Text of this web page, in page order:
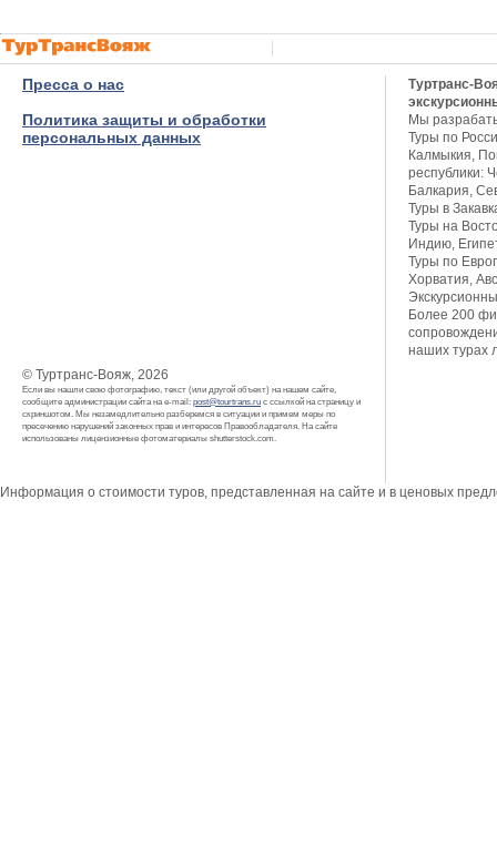
Пресса о нас
Политика защиты и обработки
персональных данных
© Туртранс-Вояж, 2026
Если вы нашли свою фотографию, текст (или другой объект) на нашем сайте,
сообщите администрации сайта на e-mail: post@tourtrans.ru с ссылкой на страницу и
скриншотом. Мы незамедлительно разберемся в ситуации и примем меры по
пресечению нарушений законных прав и интересов Правообладателя. На сайте
использованы лицензионные фотоматериалы shutterstock.com.
Туртранс-
Мы
Туры по
Калмыкия,
республики:
Балкария,
Туры в
Туры на
Индию,
Туры по
Хорватия,
Более 200
наших турах
Информация о стоимости туров, представленная на сайте и в ценовых